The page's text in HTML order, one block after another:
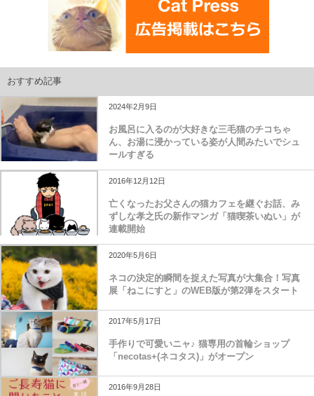
おすすめ記事
2024年2月9日
お風呂に入るのが大好きな三毛猫のチコちゃ
ん、お湯に浸かっている姿が人間みたいでシュ
ールすぎる
2016年12月12日
亡くなったお父さんの猫カフェを継ぐお話、み
ずしな孝之氏の新作マンガ「猫喫茶いぬい」が
連載開始
2020年5月6日
ネコの決定的瞬間を捉えた写真が大集合！写真
展「ねこにすと」のWEB版が第2弾をスタート
2017年5月17日
手作りで可愛いニャ♪ 猫専用の首輪ショップ
「necotas+(ネコタス)」がオープン
2016年9月28日